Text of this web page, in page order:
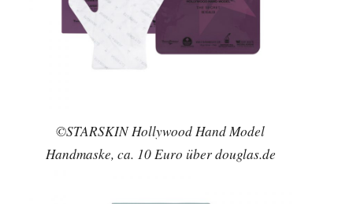
©STARSKIN Hollywood Hand Model
Handmaske, ca. 10 Euro über douglas.de